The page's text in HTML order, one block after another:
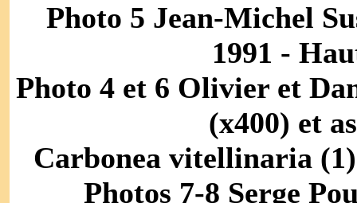
Photo 5 Jean-Michel
1991 -
Photo 4 et 6 Olivier et
(x400) et
Carbonea vitellinaria
Photos 7-8 Serge